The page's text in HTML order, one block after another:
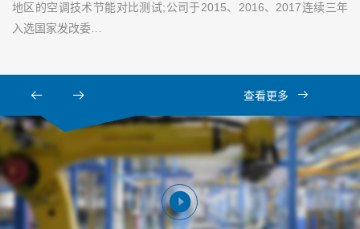
地区的空调技术节能对比测试;公司于2015、2016、2017连续三年
入选国家发改委…
查看更多